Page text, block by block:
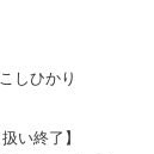
しひかり
い終了】